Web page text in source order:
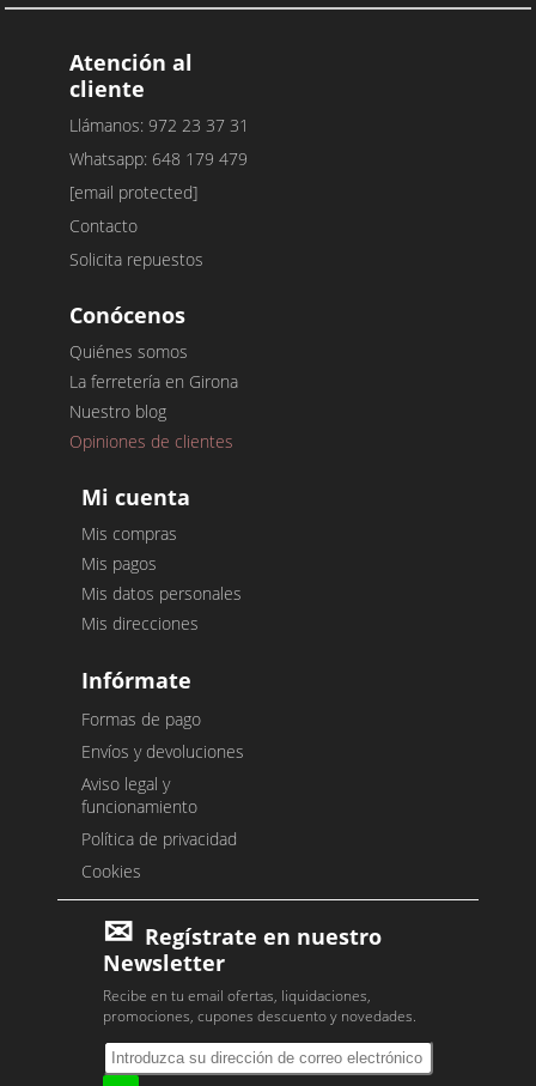
Atención al
cliente
Llámanos: 972 23 37 31
Whatsapp: 648 179 479
[email protected]
Contacto
Solicita repuestos
Conócenos
Quiénes somos
La ferretería en Girona
Nuestro blog
Opiniones de clientes
Mi cuenta
Mis compras
Mis pagos
Mis datos personales
Mis direcciones
Infórmate
Formas de pago
Envíos y devoluciones
Aviso legal y
funcionamiento
Política de privacidad
Cookies
Regístrate en nuestro
Newsletter
Recibe en tu email ofertas, liquidaciones,
promociones, cupones descuento y novedades.